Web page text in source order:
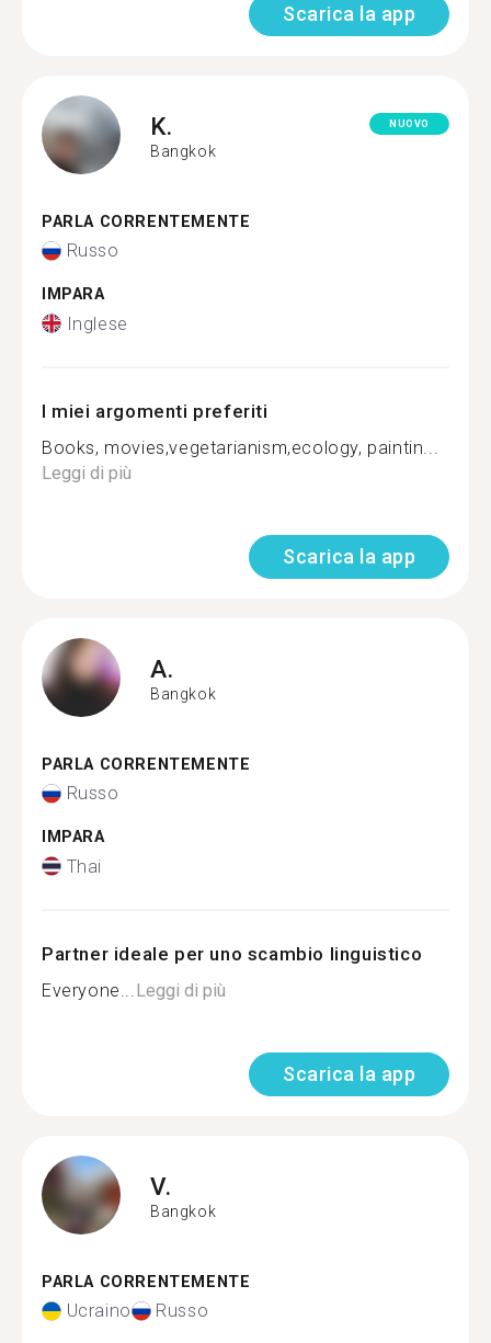
Scarica la app
K.
Bangkok
NUOVO
PARLA CORRENTEMENTE
Russo
IMPARA
Inglese
I miei argomenti preferiti
Books, movies,vegetarianism,ecology, paintin...
Leggi di più
Scarica la app
A.
Bangkok
PARLA CORRENTEMENTE
Russo
IMPARA
Thai
Partner ideale per uno scambio linguistico
Everyone... Leggi di più
Scarica la app
V.
Bangkok
PARLA CORRENTEMENTE
Ucraino Russo